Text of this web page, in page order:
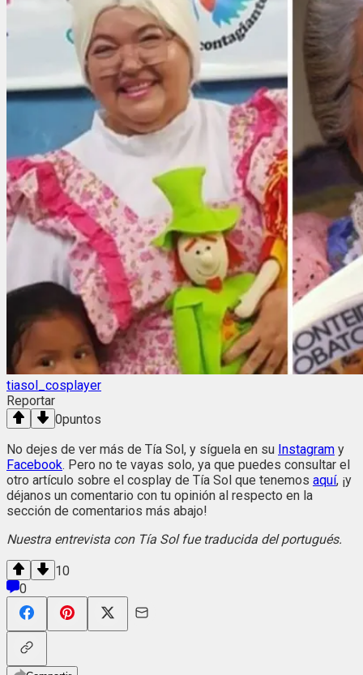
tiasol_cosplayer
Reportar
0puntos
No dejes de ver más de Tía Sol, y síguela en su Instagram y
Facebook. Pero no te vayas solo, ya que puedes consultar el
otro artículo sobre el cosplay de Tía Sol que tenemos aquí, ¡y
déjanos un comentario con tu opinión al respecto en la
sección de comentarios más abajo!
Nuestra entrevista con Tía Sol fue traducida del portugués.
10
0